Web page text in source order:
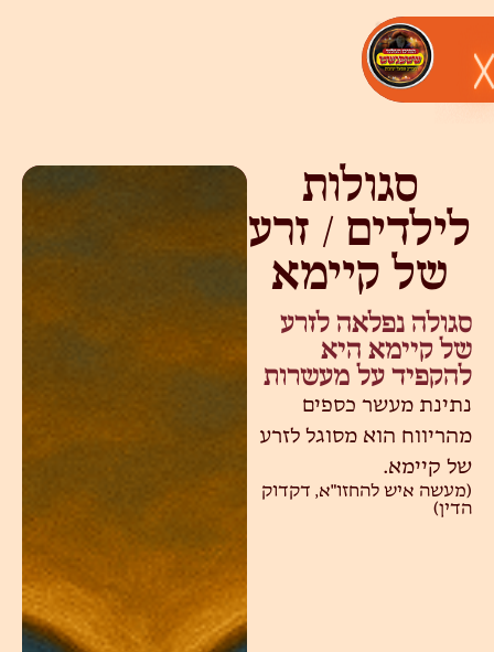
סגולות
לילדים / זרע
של קיימא
סגולה נפלאה לזרע
של קיימא היא
להקפיד על מעשרות
נתינת מעשר כספים
מהריווח הוא מסוגל לזרע
של קיימא.
(מעשה איש להחזו"א, דקדוק
הדין)